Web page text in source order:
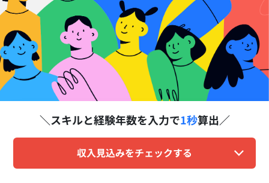
スキルと経験年数を入力で1秒算出
収入見込みをチェックする